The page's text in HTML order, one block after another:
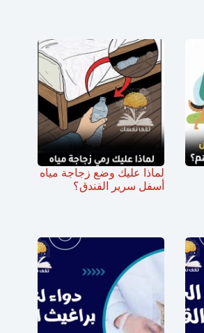
لماذا عليك وضع زجاجة مياه
أسفل سرير الفندق؟